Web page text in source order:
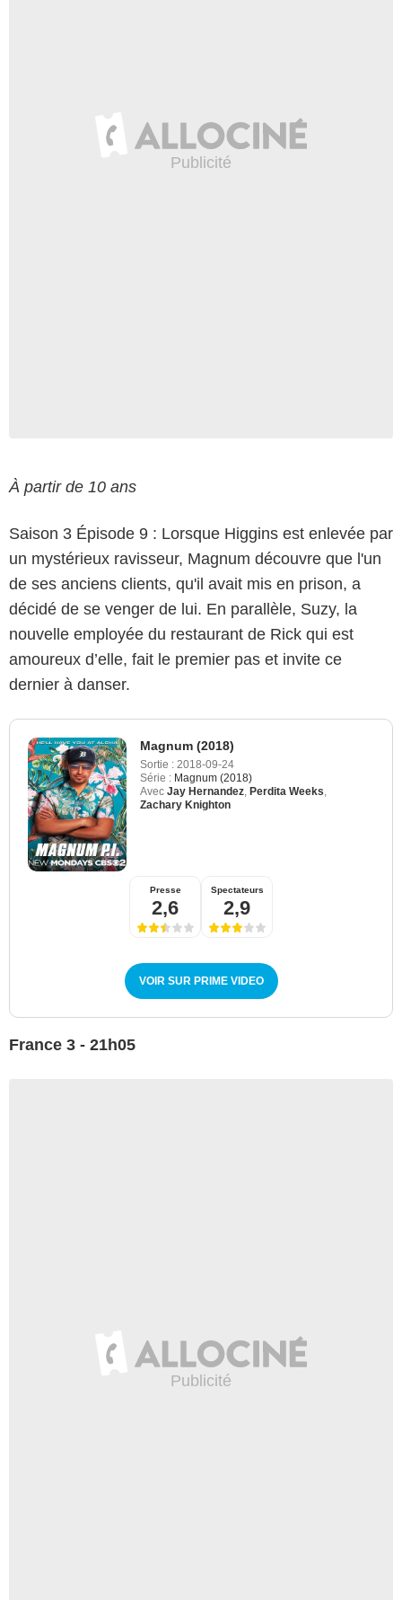
À partir de 10 ans
Saison 3 Épisode 9 : Lorsque Higgins est enlevée par
un mystérieux ravisseur, Magnum découvre que l'un
de ses anciens clients, qu'il avait mis en prison, a
décidé de se venger de lui. En parallèle, Suzy, la
nouvelle employée du restaurant de Rick qui est
amoureux d’elle, fait le premier pas et invite ce
dernier à danser.
Magnum (2018)
Sortie : 2018-09-24
Série : Magnum (2018)
Avec Jay Hernandez, Perdita Weeks,
Zachary Knighton
Presse
2,6
Spectateurs
2,9
VOIR SUR PRIME VIDEO
France 3 - 21h05